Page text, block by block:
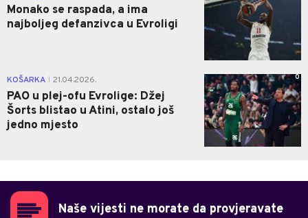
Monako se raspada, a ima
najboljeg defanzivca u Evroligi
KOŠARKA 21.04.2026.
PAO u plej-ofu Evrolige: Džej
Šorts blistao u Atini, ostalo još
jedno mjesto
0
Naše vijesti ne morate da provjeravate